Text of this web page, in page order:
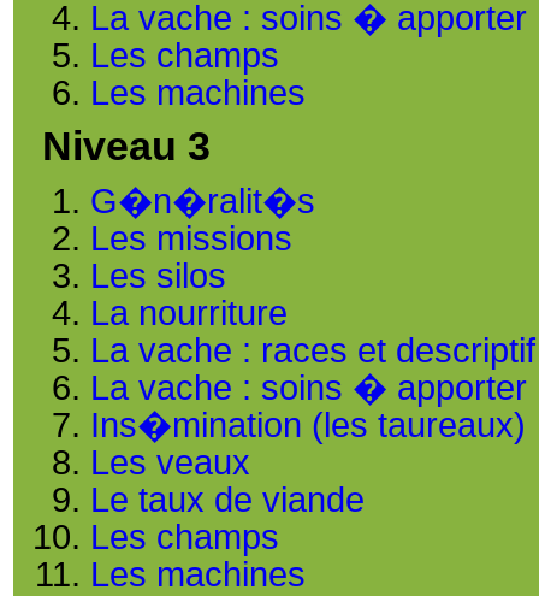
La vache : soins � apporter
Les champs
Les machines
Niveau 3
G�n�ralit�s
Les missions
Les silos
La nourriture
La vache : races et descriptif
La vache : soins � apporter
Ins�mination (les taureaux)
Les veaux
Le taux de viande
Les champs
Les machines